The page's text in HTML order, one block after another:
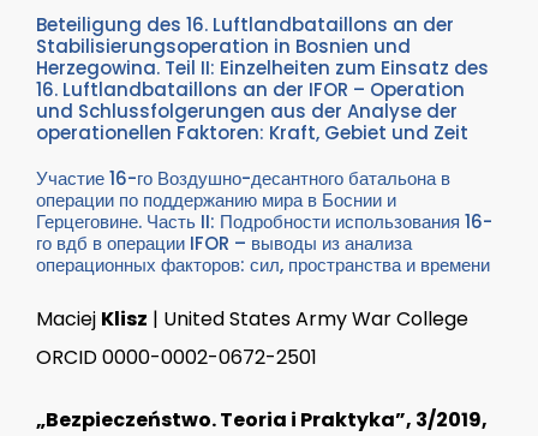
Beteiligung des 16. Luftlandbataillons an der
Stabilisierungsoperation in Bosnien und
Herzegowina. Teil II: Einzelheiten zum Einsatz des
16. Luftlandbataillons an der IFOR – Operation
und Schlussfolgerungen aus der Analyse der
operationellen Faktoren: Kraft, Gebiet und Zeit
Участие 16-го Воздушно-десантного батальона в
операции по поддержанию мира в Боснии и
Герцеговине. Часть II: Подробности использования 16-
го вдб в операции IFOR – выводы из анализа
операционных факторов: сил, пространства и времени
Maciej Klisz | United States Army War College
ORCID 0000-0002-0672-2501
„Bezpieczeństwo. Teoria i Praktyka”, 3/2019,